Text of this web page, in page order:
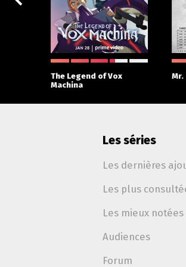
The Legend of Vox
Machina
Mr.
Les séries
Les dernières
Les plus
Les mieux notées
Audiences
Forum